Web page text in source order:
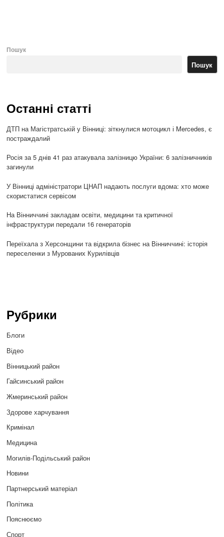
Пошук
Пошук
Останні статті
ДТП на Магістратській у Вінниці: зіткнулися мотоцикл і Mercedes, є
постраждалий
Росія за 5 днів 41 раз атакувала залізницю України: 6 залізничників
загинули
У Вінниці адміністратори ЦНАП надають послуги вдома: хто може
скористатися сервісом
На Вінниччині закладам освіти, медицини та критичної
інфраструктури передали 16 генераторів
Переїхала з Херсонщини та відкрила бізнес на Вінниччині: історія
переселенки з Мурованих Курилівців
Рубрики
Блоги
Відео
Вінницький район
Гайсинський район
Жмеринський район
Здорове харчування
Кримінал
Медицина
Могилів-Подільський район
Новини
Партнерський матеріал
Політика
Пояснюємо
Спорт